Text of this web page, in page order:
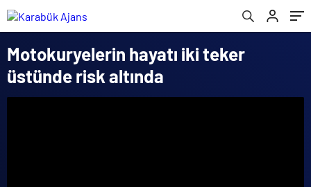
Motokuryelerin hayatı iki teker
üstünde risk altında